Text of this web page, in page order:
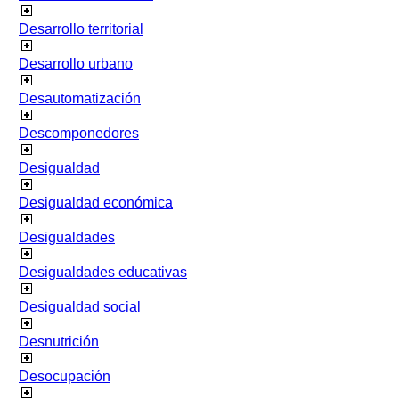
Desarrollo territorial
Desarrollo urbano
Desautomatización
Descomponedores
Desigualdad
Desigualdad económica
Desigualdades
Desigualdades educativas
Desigualdad social
Desnutrición
Desocupación